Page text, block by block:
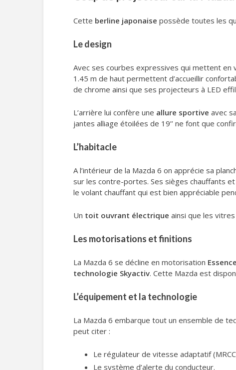
Cette berline japonaise possède toutes les
Le design
Avec ses courbes expressives qui mettent en
1.45 m de haut permettent d’accueillir
de chrome ainsi que ses projecteurs à LED
L’arrière lui confère une allure sportive avec
jantes alliage étoilées de 19’’ ne font que
L’habitacle
A l’intérieur de la Mazda 6 on apprécie sa
sur les contre-portes. Ses sièges chauffants
le volant chauffant qui est bien appréciable
Un toit ouvrant électrique ainsi que les
Les motorisations et finitions
La Mazda 6 se décline en motorisation Essence
technologie Skyactiv. Cette Mazda est
L’équipement et la technologie
La Mazda 6 embarque tout un ensemble de
peut citer :
Le régulateur de vitesse adaptatif
Le système d’alerte du conducteur.